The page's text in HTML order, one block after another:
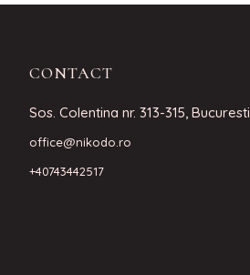
CONTACT
Sos. Colentina nr. 313-315, Bucuresti
office@nikodo.ro
+40743442517